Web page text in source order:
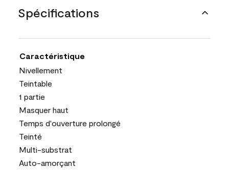
Spécifications
Caractéristique
Nivellement
Teintable
1 partie
Masquer haut
Temps d'ouverture prolongé
Teinté
Multi-substrat
Auto-amorçant